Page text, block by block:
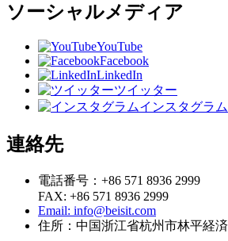
ソーシャルメディア
YouTube
Facebook
LinkedIn
ツイッター
インスタグラム
連絡先
電話番号：+86 571 8936 2999
FAX: +86 571 8936 2999
Email: info@beisit.com
住所： 中国浙江省杭州市林平経